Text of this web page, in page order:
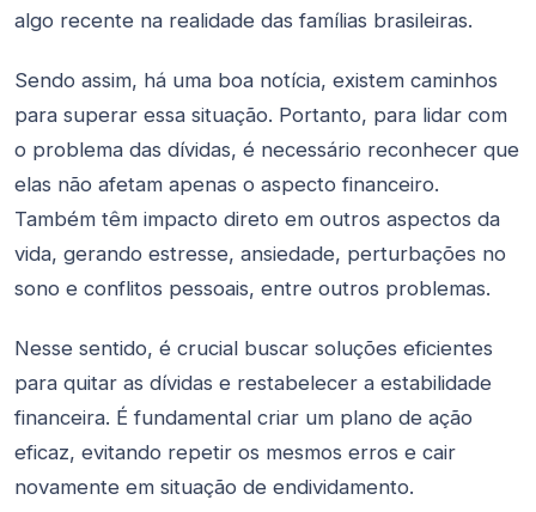
algo recente na realidade das famílias brasileiras.
Sendo assim, há uma boa notícia, existem caminhos
para superar essa situação. Portanto, para lidar com
o problema das dívidas, é necessário reconhecer que
elas não afetam apenas o aspecto financeiro.
Também têm impacto direto em outros aspectos da
vida, gerando estresse, ansiedade, perturbações no
sono e conflitos pessoais, entre outros problemas.
Nesse sentido, é crucial buscar soluções eficientes
para quitar as dívidas e restabelecer a estabilidade
financeira. É fundamental criar um plano de ação
eficaz, evitando repetir os mesmos erros e cair
novamente em situação de endividamento.